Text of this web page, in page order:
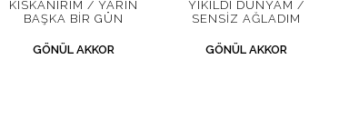
KISKANIRIM / YARIN
BAŞKA BIR GÜN
GÖNÜL AKKOR
YIKILDI DÜNYAM /
SENSIZ AĞLADIM
GÖNÜL AKKOR